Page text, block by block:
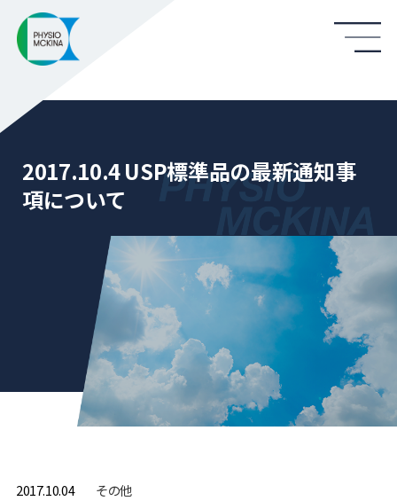
2017.10.4 USP標準品の最新通知事
項について
2017.10.04 その他